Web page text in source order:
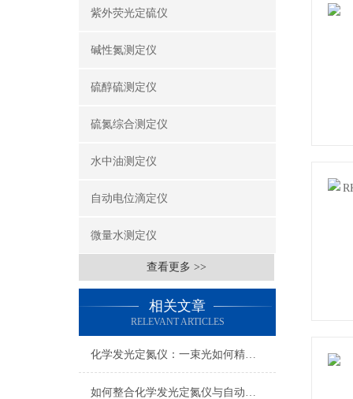
紫外荧光定硫仪
碱性氮测定仪
硫醇硫测定仪
硫氮综合测定仪
水中油测定仪
自动电位滴定仪
微量水测定仪
查看更多 >>
相关文章
RELEVANT ARTICLES
化学发光定氮仪：一束光如何精准“称”出氮含量
如何整合化学发光定氮仪与自动化系统